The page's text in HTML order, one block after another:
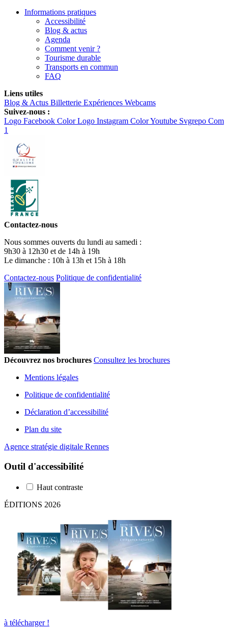
Informations pratiques
Accessibilité
Blog & actus
Agenda
Comment venir ?
Tourisme durable
Transports en commun
FAQ
Liens utiles
Blog & Actus Billetterie Expériences Webcams
Suivez-nous :
Logo Facebook Color Logo Instagram ColorYoutube Svgrepo Com
1
Contactez-nous
Nous sommes ouverts du lundi au samedi :
9h30 à 12h30 et de 14h à 19h
Le dimanche : 10h à 13h et 15h à 18h
Contactez-nous Politique de confidentialité
Découvrez nos brochures Consultez les brochures
Mentions légales
Politique de confidentialité
Déclaration d’accessibilité
Plan du site
Agence stratégie digitale Rennes
Outil d'accessibilité
Haut contraste
ÉDITIONS 2026
à télécharger !